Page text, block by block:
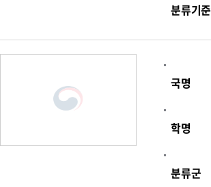
분류기준
국명
학명
분류군